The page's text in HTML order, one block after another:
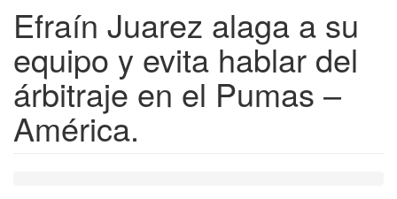
Efraín Juarez alaga a su
equipo y evita hablar del
árbitraje en el Pumas –
América.